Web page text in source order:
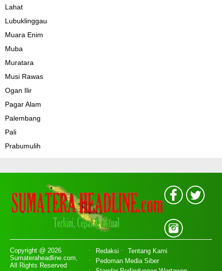
Lahat
Lubuklinggau
Muara Enim
Muba
Muratara
Musi Rawas
Ogan Ilir
Pagar Alam
Palembang
Pali
Prabumulih
Copyright @ 2026
Sumateraheadline.com,
All Rights Reserved
Redaksi
Tentang Kami
Pedoman Media Siber